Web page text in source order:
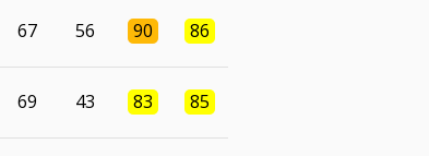
67 56 90 86
69 43 83 85